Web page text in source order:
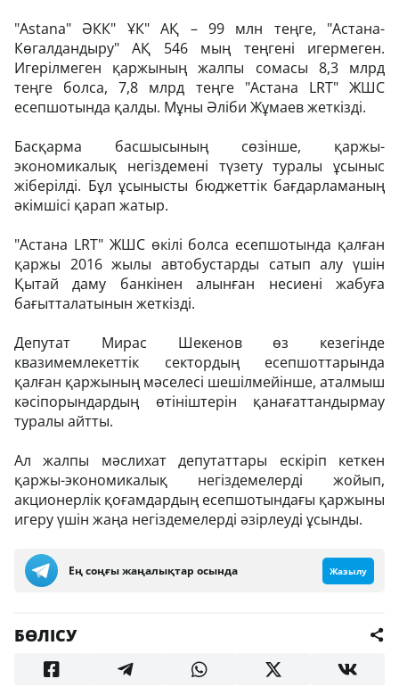
"Astana" ӘКК" ҰК" АҚ – 99 млн теңге, "Астана-
Көгалдандыру" АҚ 546 мың теңгені игермеген.
Игерілмеген қаржының жалпы сомасы 8,3 млрд
теңге болса, 7,8 млрд теңге "Астана LRT" ЖШС
есепшотында қалды. Мұны Әліби Жұмаев жеткізді.
Басқарма басшысының сөзінше, қаржы-
экономикалық негіздемені түзету туралы ұсыныс
жіберілді. Бұл ұсынысты бюджеттік бағдарламаның
әкімшісі қарап жатыр.
"Астана LRT" ЖШС өкілі болса есепшотында қалған
қаржы 2016 жылы автобустарды сатып алу үшін
Қытай даму банкінен алынған несиені жабуға
бағытталатынын жеткізді.
Депутат Мирас Шекенов өз кезегінде
квазимемлекеттік сектордың есепшоттарында
қалған қаржының мәселесі шешілмейінше, аталмыш
кәсіпорындардың өтініштерін қанағаттандырмау
туралы айтты.
Ал жалпы мәслихат депутаттары ескіріп кеткен
қаржы-экономикалық негіздемелерді жойып,
акционерлік қоғамдардың есепшотындағы қаржыны
игеру үшін жаңа негіздемелерді әзірлеуді ұсынды.
Ең соңғы жаңалықтар осында Жазылу
БӨЛІСУ